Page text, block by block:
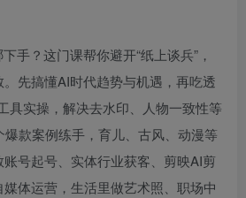
手？这门课帮你避开“纸上谈兵”，
先搞懂AI时代趋势与机遇，再吃透
具实操，解决去水印、人物一致性等
款案例练手，育儿、古风、动漫等
号起号、实体行业获客、剪映AI剪
体运营，生活里做艺术照、职场中